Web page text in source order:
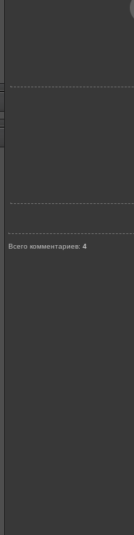
Всего комментариев:4